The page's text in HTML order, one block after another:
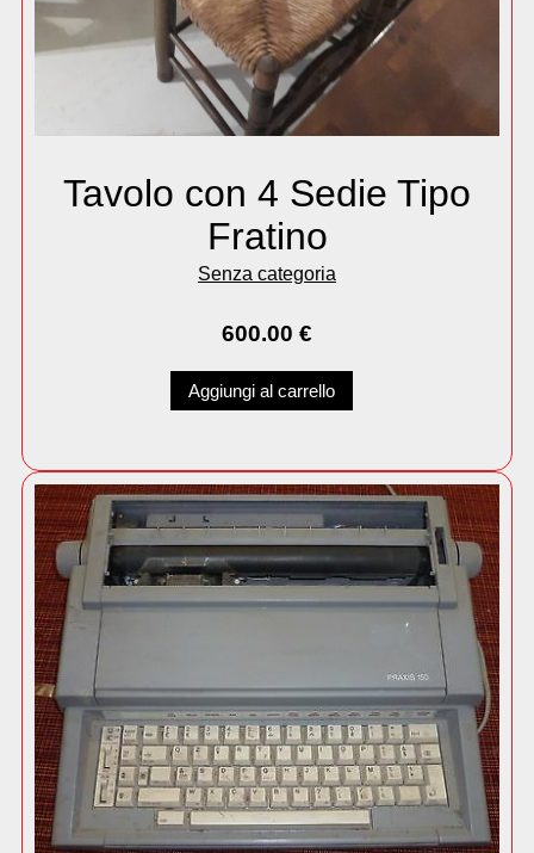
Tavolo con 4 Sedie Tipo
Fratino
Senza categoria
600.00 €
Aggiungi al carrello